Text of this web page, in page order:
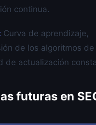
continua.
Curva de aprendizaje,
de los algoritmos de
de actualización
futuras en